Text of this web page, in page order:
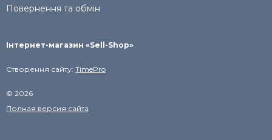
Повернення та обмін
Інтернет-магазин «Sell-Shop»
Створення сайту: TimePro
© 2026
Полная версия сайта